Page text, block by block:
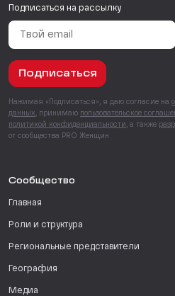
Подписаться на рассылку
Подписаться
Нажимая «Подписаться», я даю согласие на
данных , принимаю пользовательское
политикой конфиденциальности , а также
от сообщества PRO Женщин.
Сообщество
Главная
Роли и структура
Региональные представители
География
Медиа